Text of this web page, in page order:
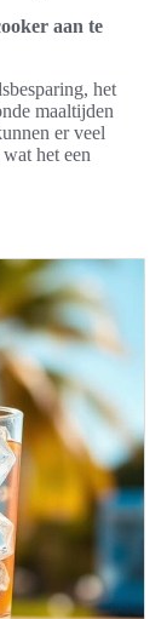
aan te
het
maaltijden
er veel
het een